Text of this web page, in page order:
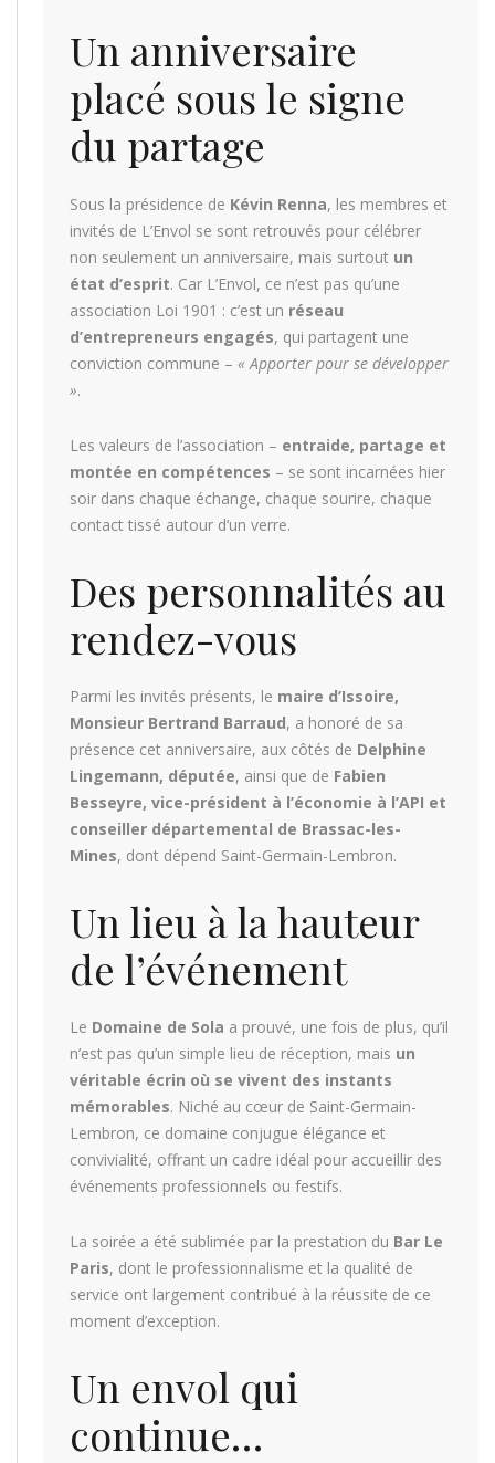
Un anniversaire
placé sous le signe
du partage
Sous la présidence de Kévin Renna, les membres et
invités de L’Envol se sont retrouvés pour célébrer
non seulement un anniversaire, mais surtout un
état d’esprit. Car L’Envol, ce n’est pas qu’une
association Loi 1901 : c’est un réseau
d’entrepreneurs engagés, qui partagent une
conviction commune – « Apporter pour se développer
».
Les valeurs de l’association – entraide, partage et
montée en compétences – se sont incarnées hier
soir dans chaque échange, chaque sourire, chaque
contact tissé autour d’un verre.
Des personnalités au
rendez-vous
Parmi les invités présents, le maire d’Issoire,
Monsieur Bertrand Barraud, a honoré de sa
présence cet anniversaire, aux côtés de Delphine
Lingemann, députée, ainsi que de Fabien
Besseyre, vice-président à l’économie à l’API et
conseiller départemental de Brassac-les-
Mines, dont dépend Saint-Germain-Lembron.
Un lieu à la hauteur
de l’événement
Le Domaine de Sola a prouvé, une fois de plus, qu’il
n’est pas qu’un simple lieu de réception, mais un
véritable écrin où se vivent des instants
mémorables. Niché au cœur de Saint-Germain-
Lembron, ce domaine conjugue élégance et
convivialité, offrant un cadre idéal pour accueillir des
événements professionnels ou festifs.
La soirée a été sublimée par la prestation du Bar Le
Paris, dont le professionnalisme et la qualité de
service ont largement contribué à la réussite de ce
moment d’exception.
Un envol qui
continue…